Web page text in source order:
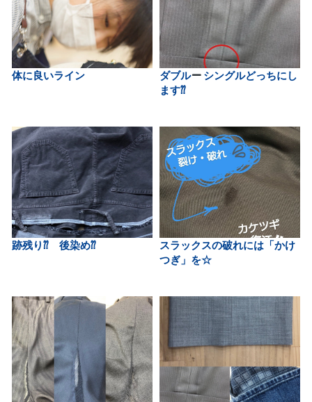
体に良いライン ダブル
シングルどっちにし
ます⁇
跡残り⁇ 後染め⁇
スラックスの破れには「かけ
つぎ」を☆